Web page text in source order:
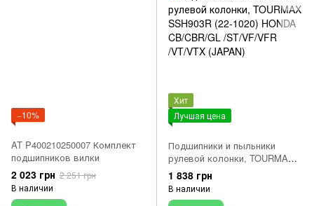
−10%
AT P400210250007 Комплект
подшипников вилки
2 023 грн 2 251 грн
В наличии
Хит
Лучшая цена
Подшипники и пыльники
рулевой колонки, TOURMAX
SSH903R (22-1020) HONDA
CB/CBR/GL /ST/VF/VFR
/VT/VTX (JAPAN)
1 838 грн
В наличии